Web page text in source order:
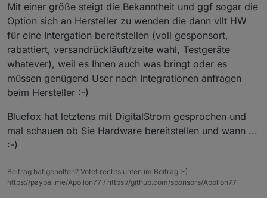
Mit einer größe steigt die Bekanntheit und ggf sogar die
Option sich an Hersteller zu wenden die dann vllt HW
für eine Intergation bereitstellen (voll gesponsort,
rabattiert, versandrückläuft/zeite wahl, Testgeräte
whatever), weil es Ihnen auch was bringt oder es
müssen genügend User nach Integrationen anfragen
beim Hersteller :-)
Bluefox hat letztens mit DigitalStrom gesprochen und
mal schauen ob Sie Hardware bereitstellen und wann ...
:-)
Beitrag hat geholfen? Votet rechts unten im Beitrag :-)
https://paypal.me/Apollon77 / https://github.com/sponsors/Apollon77